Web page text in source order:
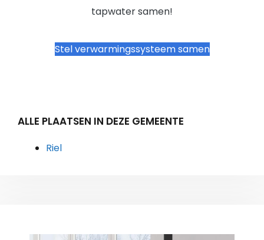
tapwater samen!
Stel verwarmingssysteem samen
ALLE PLAATSEN IN DEZE GEMEENTE
Riel